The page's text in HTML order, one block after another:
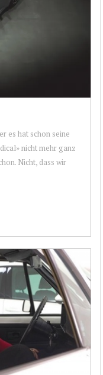
es hat schon seine
nicht mehr ganz
Nicht, dass wir